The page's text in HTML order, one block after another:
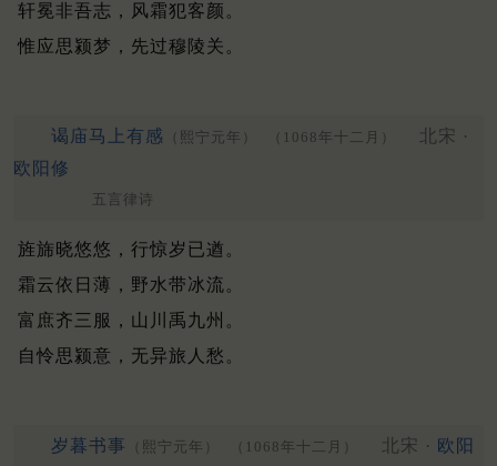
轩冕非吾志，风霜犯客颜。
惟应思颍梦，先过穆陵关。
谒庙马上有感 （熙宁元年） （1068年十二月）
北宋 ·
欧阳修
五言律诗
旌旆晓悠悠，行惊岁已遒。
霜云依日薄，野水带冰流。
富庶齐三服，山川禹九州。
自怜思颍意，无异旅人愁。
岁暮书事 （熙宁元年） （1068年十二月） 北宋 · 欧阳